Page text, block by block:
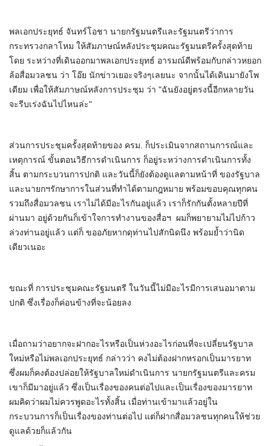
พลเอกประยุทธ์​ จันทร์โอชา​ นายกรัฐมนตรีและรัฐมนตรีว่าการ
กระทรวงกลาโหม ให้สัมภาษณ์หลังประชุมคณะรัฐมนตรีครั้งสุดท้าย
โดย ระหว่างที่เดินออกมาพลเอกประยุทธ์ อารมณ์ดีพร้อมกับกล่าวหยอก
ล้อสื่อมวลชน ว่า โอ๊ย​ นักข่าวเยอะจริงๆเลยนะ จากนั้นได้เดินมายังโพ
เดียม เพื่อให้สัมภาษณ์หลังการประชุม ว่า​ "ฉันยังอยู่ตรงนี้อีกหลายวัน
จะรีบเร่งฉันไปไหนล่ะ"
ส่วนการประชุมครั้งสุดท้ายของ ครม. ก็ประเมินจากสถานการณ์และ
เหตุการณ์ ขั้นตอนวิธีการดำเนินการ ก็อยู่ระหว่างการดำเนินการทั้ง
สิ้น ตามกระบวนการปกติ และวันนี้ก็ยังต้องดูแลตามหน้าที่ ของรัฐบาล
และนายกฯรักษาการในส่วนที่ทำได้ตามกฎหมาย​ พร้อมขอบคุณทุกคน
รวมถึงสื่อมวลชน​ เราไม่ได้มีอะไรกันอยู่แล้ว​ เราก็รักกันตั้งหลายปีที่
ผ่านมา​ อยู่ด้วยกันก็เข้าใจการทำงานของสื่อฯ​ ผมก็พยายามไม่ไปก้าว
ล่วงท่านอยู่แล้ว​ แต่ก็ ขออภัยหากดุท่านไปสักนิดนึง พร้อมย้ำว่านิด
เดียวเนอะ
ขณะที่ การประชุมคณะรัฐมนตรี ในวันนี้ไม่มีอะไรมีการเสนอมาตาม
ปกติ ซึ่งเรื่องก็ค่อนข้างที่จะน้อยลง
เมื่อถามว่าอยากจะฝากอะไรหรือเป็นห่วงอะไรก่อนที่จะเปลี่ยนรัฐบาล
ใหม่หรือไม่พลเอกประยุทธ์ กล่าวว่า คงไม่ต้องฝากหรอกเป็นมารยาท
ซึ่งผมก็คงต้องปล่อยให้รัฐบาลใหม่ดำเนินการ นายกรัฐมนตรีและครม
เขาก็มีมาอยู่แล้ว ซึ่งเป็นเรื่องของคนต่อไปและเป็นเรื่องของมารยาท
ผมคิดว่าผมไม่ควรพูดอะไรทั้งสิ้น เมื่อท่านเข้ามาแล้วอยู่ใน
กระบวนการก็เป็นเรื่องของท่านต่อไป แต่ก็ฝากสื่อมวลชนทุกคนให้ช่วย
ดูแลด้วยก็แล้วกัน